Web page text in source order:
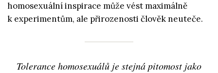
homosexuální inspirace může vést maximálně
k experimentům, ale přirozenosti člověk neuteče.
Tolerance homosexuálů je stejná pitomost jako